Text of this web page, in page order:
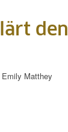
den
Emily Matthey